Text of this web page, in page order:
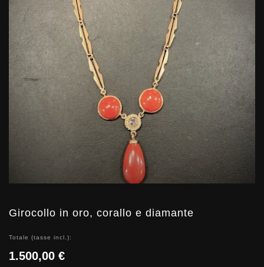
Girocollo in oro, corallo e diamante
Totale (tasse incl.):
1.500,00 €